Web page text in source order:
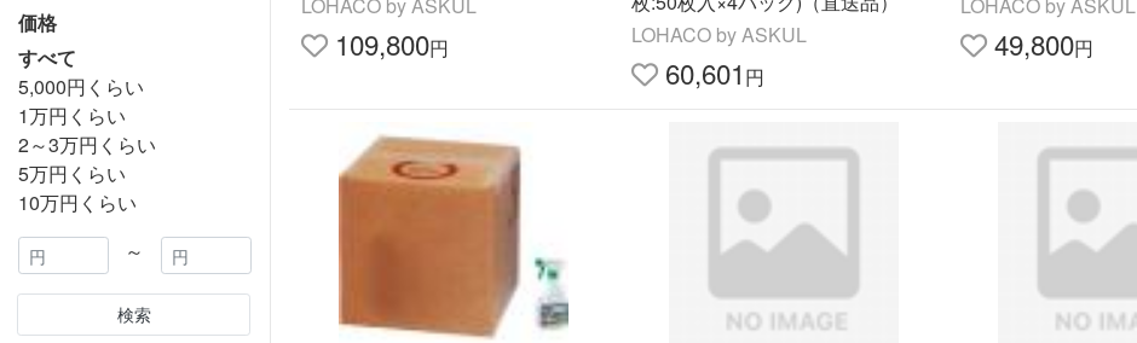
価格
すべて
5,000円くらい
1万円くらい
2～3万円くらい
5万円くらい
10万円くらい
～
検索
109,800円
LOHACO by ASKUL
60,601 円
49,800円